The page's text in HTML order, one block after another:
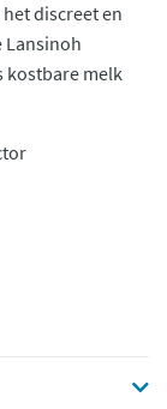
discreet en
Lansinoh
kostbare melk